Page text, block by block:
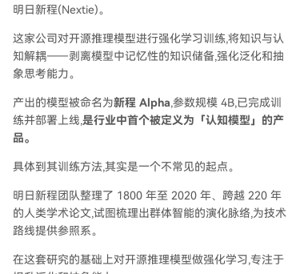
明日新程(Nextie)。
这家公司对开源推理模型进行强化学习训练,将知识与认
知解耦——剥离模型中记忆性的知识储备,强化泛化和抽
象思考能力。
产出的模型被命名为新程 Alpha,参数规模 4B,已完成训
练并部署上线,是行业中首个被定义为「认知模型」的产
品。
具体到其训练方法,其实是一个不常见的起点。
明日新程团队整理了 1800 年至 2020 年、跨越 220 年
的人类学术论文,试图梳理出群体智能的演化脉络,为技术
路线提供参照系。
在这套研究的基础上对开源推理模型做强化学习,专注于